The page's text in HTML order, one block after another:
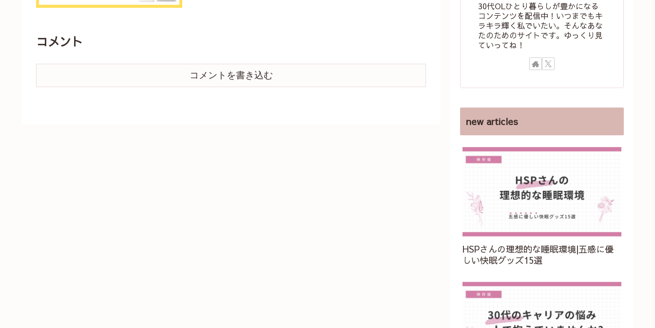
コメント
コメントを書き込む
30代OLひとり暮らしが豊かになる
コンテンツを配信中！いつまでもキ
ラキラ輝く私でいたい。そんなあな
たのためのサイトです。ゆっくり見
ていってね！
new articles
HSPさんの理想的な睡眠環境|五感に優
しい快眠グッズ15選